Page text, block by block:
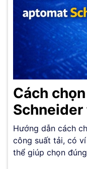
Cách
Hướng dẫn cách
công suất tải, có
thể giúp chọn